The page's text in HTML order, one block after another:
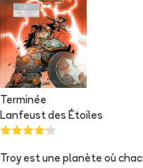
Terminée
Lanfeust des Étoiles
Troy est une planète où